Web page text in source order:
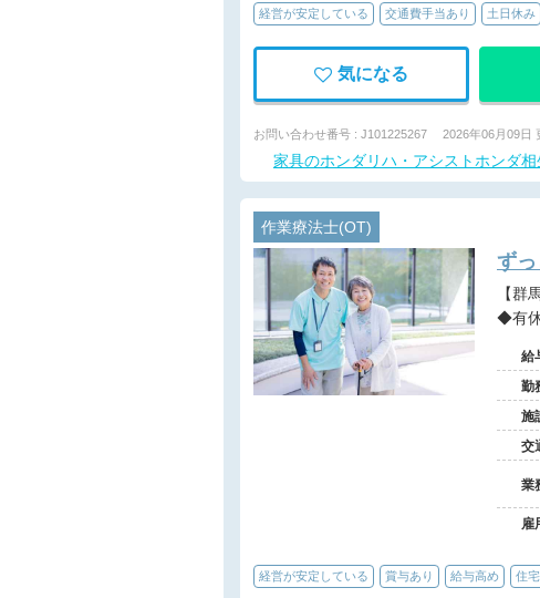
経営が安定している 交通費手当あり 土日休み
気になる
お問い合わせ番号 : J101225267 2026年06月09日
家具のホンダリハ・アシストホンダ相
作業療法士(OT)
ず
【群馬県/太田市】 ◆多様な
◆有
給
勤
施
交
業
雇
経営が安定している 賞与あり 給与高め 住